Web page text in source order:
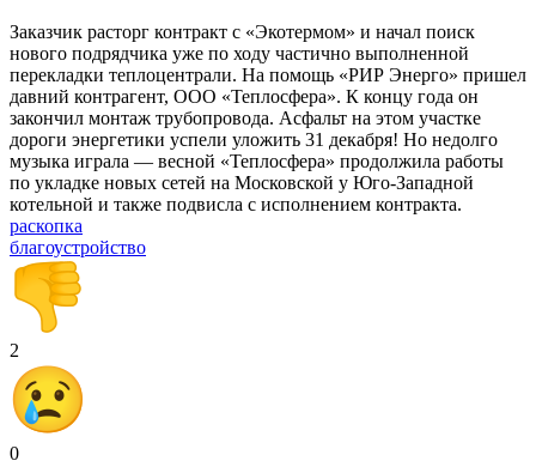
Заказчик расторг контракт с «Экотермом» и начал поиск
нового подрядчика уже по ходу частично выполненной
перекладки теплоцентрали. На помощь «РИР Энерго» пришел
давний контрагент, ООО «Теплосфера». К концу года он
закончил монтаж трубопровода. Асфальт на этом участке
дороги энергетики успели уложить 31 декабря! Но недолго
музыка играла — весной «Теплосфера» продолжила работы
по укладке новых сетей на Московской у Юго-Западной
котельной и также подвисла с исполнением контракта.
раскопка
благоустройство
2
0